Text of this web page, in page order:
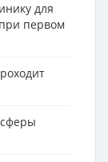
для
первом